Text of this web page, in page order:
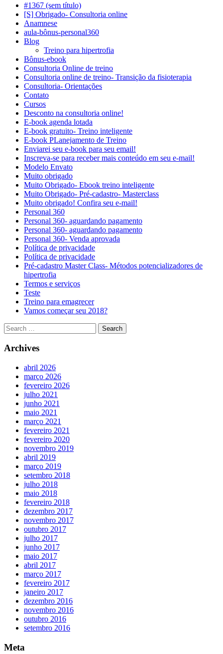
#1367 (sem título)
[S] Obrigado- Consultoria online
Anamnese
aula-bônus-personal360
Blog
Treino para hipertrofia
Bônus-ebook
Consultoria Online de treino
Consultoria online de treino- Transição da fisioterapia
Consultoria- Orientações
Contato
Cursos
Desconto na consultoria online!
E-book agenda lotada
E-book gratuito- Treino inteligente
E-book PLanejamento de Treino
Enviarei seu e-book para seu email!
Inscreva-se para receber mais conteúdo em seu e-mail!
Modelo Envato
Muito obrigado
Muito Obrigado- Ebook treino inteligente
Muito Obrigado- Pré-cadastro- Masterclass
Muito obrigado! Confira seu e-mail!
Personal 360
Personal 360- aguardando pagamento
Personal 360- aguardando pagamento
Personal 360- Venda aprovada
Política de privacidade
Política de privacidade
Pré-cadastro Master Class- Métodos potencializadores de
hipertrofia
Termos e serviços
Teste
Treino para emagrecer
Vamos começar seu 2018?
Archives
abril 2026
março 2026
fevereiro 2026
julho 2021
junho 2021
maio 2021
março 2021
fevereiro 2021
fevereiro 2020
novembro 2019
abril 2019
março 2019
setembro 2018
julho 2018
maio 2018
fevereiro 2018
dezembro 2017
novembro 2017
outubro 2017
julho 2017
junho 2017
maio 2017
abril 2017
março 2017
fevereiro 2017
janeiro 2017
dezembro 2016
novembro 2016
outubro 2016
setembro 2016
Meta